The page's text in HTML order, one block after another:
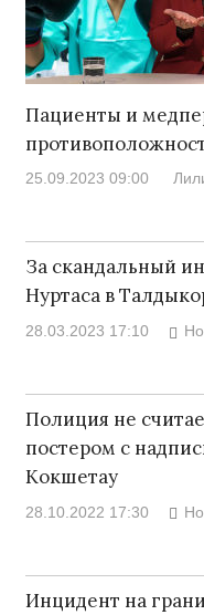
Пациенты и
25.09.2023 09:00
За скандальный
Нуртаса в
28.03.2023 17:10
Полиция не
постером с
Кокшетау
28.10.2022 17:30
Инцидент на